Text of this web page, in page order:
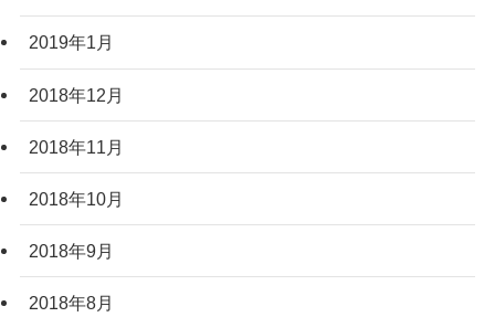
2019年1月
2018年12月
2018年11月
2018年10月
2018年9月
2018年8月